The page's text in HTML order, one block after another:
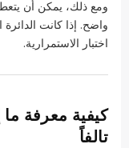
ومع ذلك، يمكن أن
واضح. إذا كانت
اختبار الاستمرارية.
كيفية معرفة
تالفاً